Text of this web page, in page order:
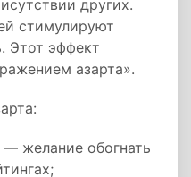
других.
стимулируют
Этот эффект
азарта».
— желание обогнать